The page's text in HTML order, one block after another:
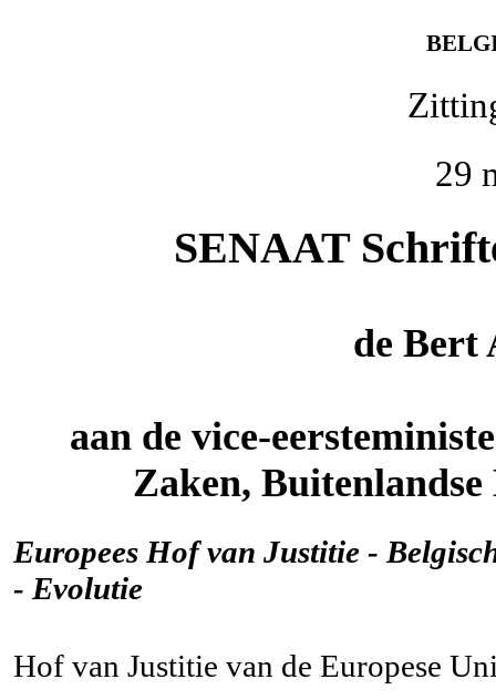
29
SENAAT
de Bert
aan de vice-
Zaken,
Europees Hof van Justitie -
- Evolutie
Hof van Justitie van de Europese